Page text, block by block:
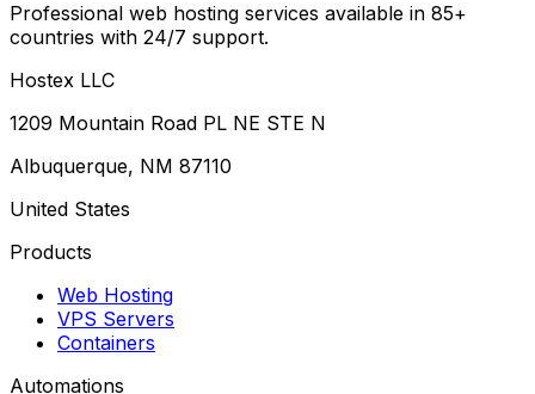
Professional web hosting services available in 85+
countries with 24/7 support.
Hostex LLC
1209 Mountain Road PL NE STE N
Albuquerque, NM 87110
United States
Products
Web Hosting
VPS Servers
Containers
Automations